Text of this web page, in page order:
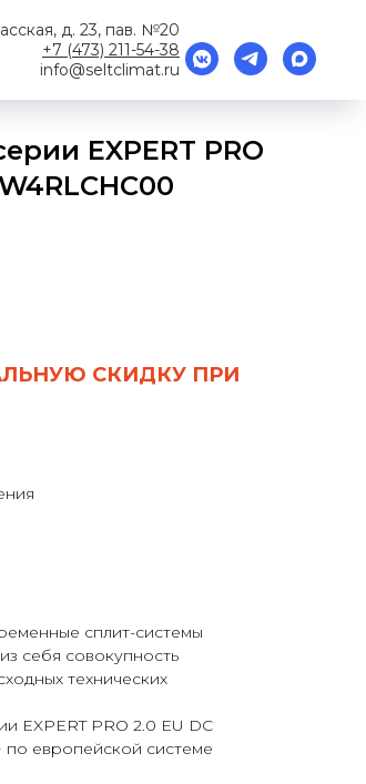
д. 23, пав. №20
+7 (473) 211-54-38
info@seltclimat.ru
EXPERT PRO
СКИДКУ ПРИ
сплит-системы
себя совокупность
технических
EXPERT PRO 2.0 EU DC
по европейской системе